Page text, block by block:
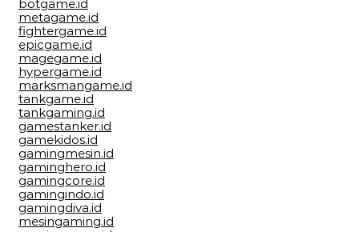
botgame.id
metagame.id
fightergame.id
epicgame.id
magegame.id
hypergame.id
marksmangame.id
tankgame.id
tankgaming.id
gamestanker.id
gamekidos.id
gamingmesin.id
gaminghero.id
gamingcore.id
gamingindo.id
gamingdiva.id
mesingaming.id